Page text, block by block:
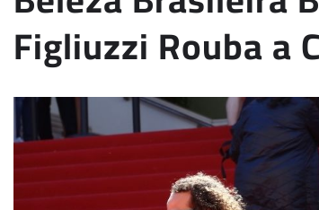
Figliuzzi Rouba a